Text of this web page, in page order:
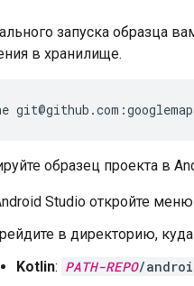
запуска образца
в хранилище.
образец проекта в
Studio откройте меню
в директорию,
Kotlin: PATH-REPO/